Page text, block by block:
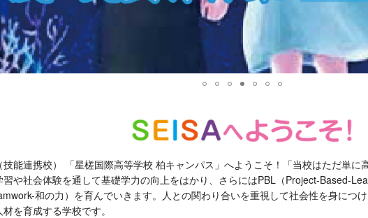
能連携校） 「星槎国際高等学校 柏キャンパス」へようこそ！「当校はただ単
や社会体験を通して基礎学力の向上をはかり、さらにはPBL（Project-Based-
和の力）を育んでいきます。人との関わり合いを重視して社会性を身につ
を育成する学校です。